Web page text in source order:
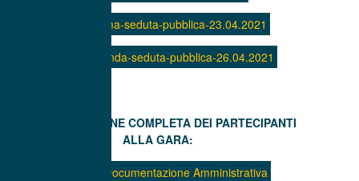
Verbale-prima-seduta-pubblica-23.04.2021
Verbale-seconda-seduta-pubblica-26.04.2021
DOCUMENTAZIONE COMPLETA DEI PARTECIPANTI
ALLA GARA:
1. I.C.F.A._Documentazione Amministrativa